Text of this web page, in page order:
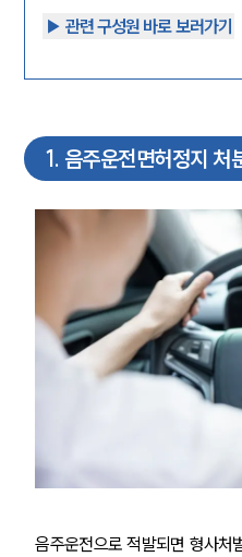
▶︎ 관련 구성원 바로 보러가기
1. 음주운전면허정지 처
음주운전으로 적발되면 형사처